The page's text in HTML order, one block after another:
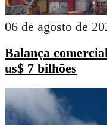
06 de agosto de
Balança
us$ 7 bilhões